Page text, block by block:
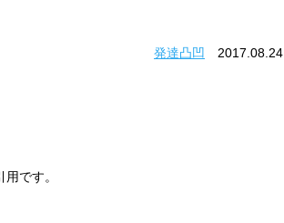
発達凸凹
2017.08.24
です。